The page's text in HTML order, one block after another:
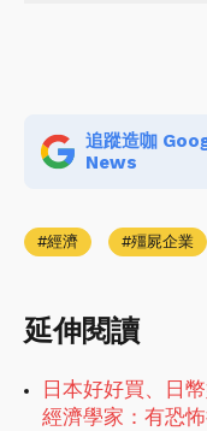
追蹤造咖
News
經濟 殭屍企業
延伸閱讀
日本好好買、日
經濟學家：有恐